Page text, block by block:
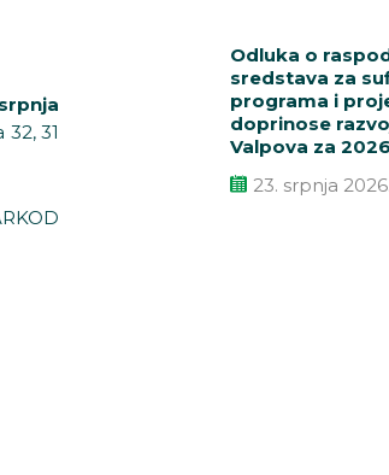
31
Odluka o
sredstava za
programa i
doprinose
Valpova za
23. srpnja 2026.